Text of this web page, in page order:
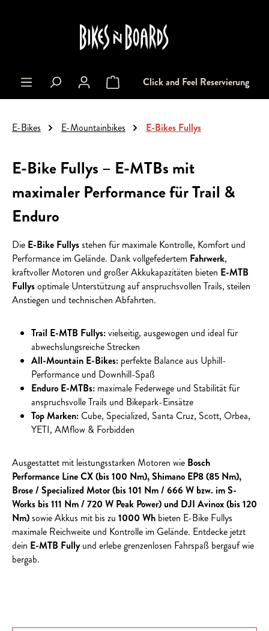
Warenkorb enthält 0 Positionen. Der
Click and Feel Reservierung
E-Bikes E-Mountainbikes E-Bikes Fullys
E-Bike Fullys – E-MTBs mit
maximaler Performance für Trail &
Enduro
Die E-Bike Fullysstehen für maximale Kontrolle, Komfort und
Performance im Gelände. Dank vollgefedertem Fahrwerk,
kraftvoller Motoren und großer Akkukapazitäten bieten E-MTB
Fullysoptimale Unterstützung auf anspruchsvollen Trails, steilen
Anstiegen und technischen Abfahrten.
Trail E-MTB Fullys:vielseitig, ausgewogen und ideal für
abwechslungsreiche Strecken
All-Mountain E-Bikes: perfekte Balance aus Uphill-
Performance und Downhill-Spaß
Enduro E-MTBs: maximale Federwege und Stabilität für
anspruchsvolle Trails und Bikepark-Einsätze
Top Marken:Cube, Specialized, Santa Cruz, Scott, Orbea,
YETI, AMflow & Forbidden
Ausgestattet mit leistungsstarken Motoren wie Bosch
Performance Line CX (bis 100 Nm), Shimano EP8 (85 Nm),
Brose / Specialized Motor (bis 101 Nm / 666 W bzw. im S-
Works bis 111 Nm / 720 W Peak Power) und DJI Avinox (bis 120
Nm)sowie Akkus mit bis zu 1000 Wh bieten E-Bike Fullys
maximale Reichweite und Kontrolle im Gelände. Entdecke jetzt
dein E-MTB Fullyund erlebe grenzenlosen Fahrspaß bergauf wie
bergab.